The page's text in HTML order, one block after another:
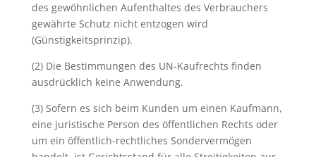
des gewöhnlichen Aufenthaltes des Verbrauchers
gewährte Schutz nicht entzogen wird
(Günstigkeitsprinzip).
(2) Die Bestimmungen des UN-Kaufrechts finden
ausdrücklich keine Anwendung.
(3) Sofern es sich beim Kunden um einen Kaufmann,
eine juristische Person des öffentlichen Rechts oder
um ein öffentlich-rechtliches Sondervermögen